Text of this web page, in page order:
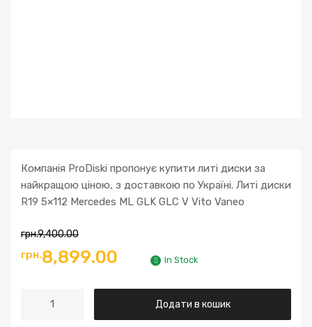
Компанія ProDiski пропонує купити литі диски за
найкращою ціною, з доставкою по Україні. Литі диски
R19 5×112 Mercedes ML GLK GLC V Vito Vaneo
грн.9,400.00
грн.8,899.00 In Stock
Додати в кошик